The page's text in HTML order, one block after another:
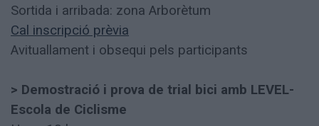
Sortida i arribada: zona Arborètum
Cal inscripció prèvia
Avituallament i obsequi pels participants
> Demostració i prova de trial bici amb LEVEL-
Escola de Ciclisme